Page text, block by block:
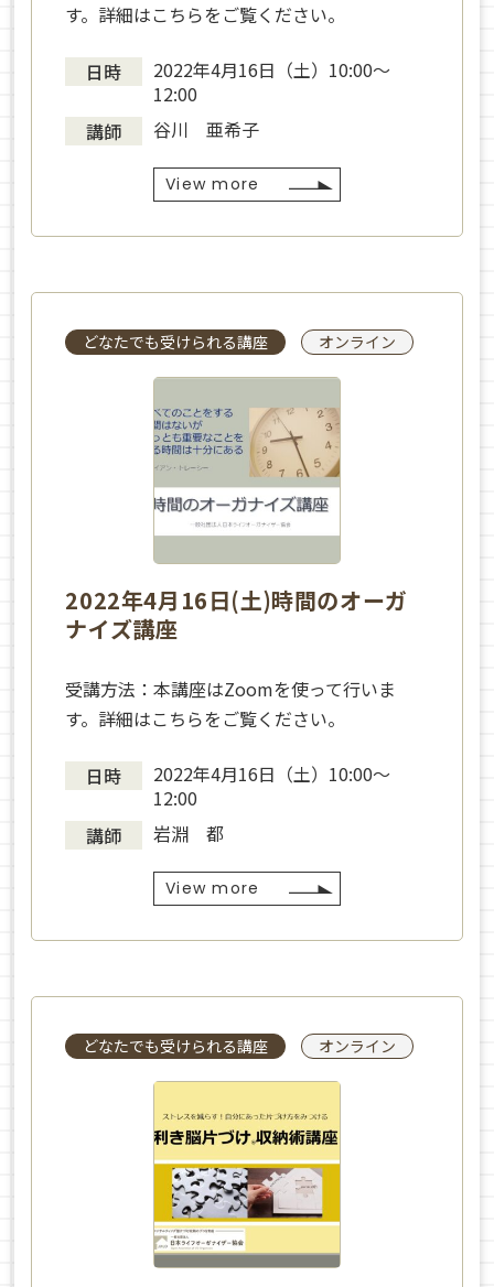
す。詳細はこちらをご覧ください。
日時
2022年4月16日（土）10:00～
12:00
講師
谷川 亜希子
View more
どなたでも受けられる講座 オンライン
2022年4月16日(土)時間のオーガ
ナイズ講座
受講方法：本講座はZoomを使って行いま
す。詳細はこちらをご覧ください。
日時
2022年4月16日（土）10:00～
12:00
講師
岩淵 都
View more
どなたでも受けられる講座 オンライン